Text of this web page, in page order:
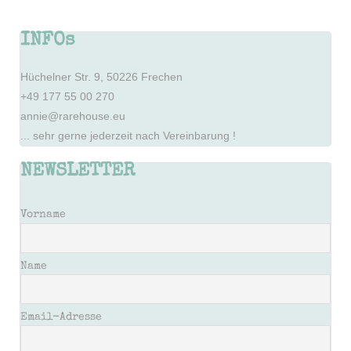
INFOs
Hüchelner Str. 9, 50226 Frechen
+49 177 55 00 270
annie@rarehouse.eu
... sehr gerne jederzeit nach Vereinbarung !
NEWSLETTER
Vorname
Name
Email-Adresse